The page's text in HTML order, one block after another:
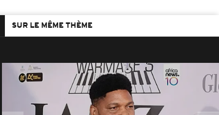
SUR LE MÊME THÈME